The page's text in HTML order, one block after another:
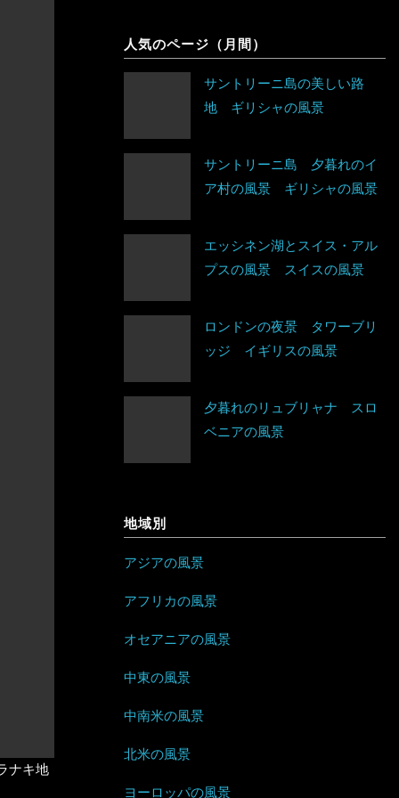
ナキ地
人気のページ（月間）
サントリーニ島の美しい路
地 ギリシャの風景
サントリーニ島 夕暮れのイ
ア村の風景 ギリシャの風景
エッシネン湖とスイス・アル
プスの風景 スイスの風景
ロンドンの夜景 タワーブリ
ッジ イギリスの風景
夕暮れのリュブリャナ スロ
ベニアの風景
地域別
アジアの風景
アフリカの風景
オセアニアの風景
中東の風景
中南米の風景
北米の風景
ヨーロッパの風景
スリランカ
台湾
タジキスタン
チベット
トルクメニスタン
ネパール
フィリピン
ベトナム
ボルネオ
香港
デンマーク
ノルウェー
ハンガリー
フランス
ベラルーシ
ボスニア・ヘルツェゴビナ
モナコ
モンテネグロ
ラトビア
イスラエル
イラン
オマーン
アルゼンチン
アンティグア・バーブーダ
ウルグアイ
エクアドル
グアテマラ
グレナダ
コスタリカ
コロンビア
ジャマイカ
チリ
トリニダード・トバゴ
ニカラグア
ハイチ
バハマ
アルジェリア
エジプト
エリトリア
カメルーン
コンゴ
ジンバブエ
スーダン
セーシェル
タンザニア